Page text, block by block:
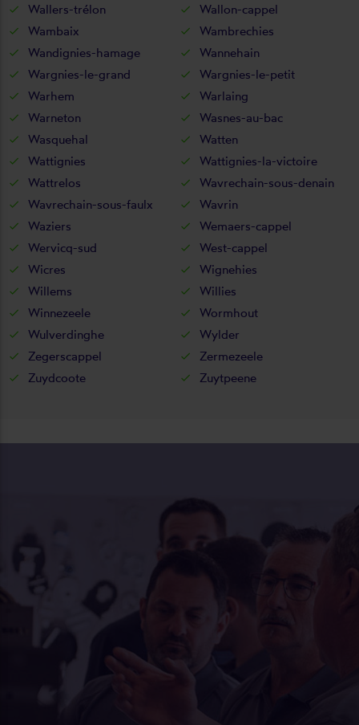
Wallers-trélon
Wallon-cappel
Wambaix
Wambrechies
Wandignies-hamage
Wannehain
Wargnies-le-grand
Wargnies-le-petit
Warhem
Warlaing
Warneton
Wasnes-au-bac
Wasquehal
Watten
Wattignies
Wattignies-la-victoire
Wattrelos
Wavrechain-sous-denain
Wavrechain-sous-faulx
Wavrin
Waziers
Wemaers-cappel
Wervicq-sud
West-cappel
Wicres
Wignehies
Willems
Willies
Winnezeele
Wormhout
Wulverdinghe
Wylder
Zegerscappel
Zermezeele
Zuydcoote
Zuytpeene